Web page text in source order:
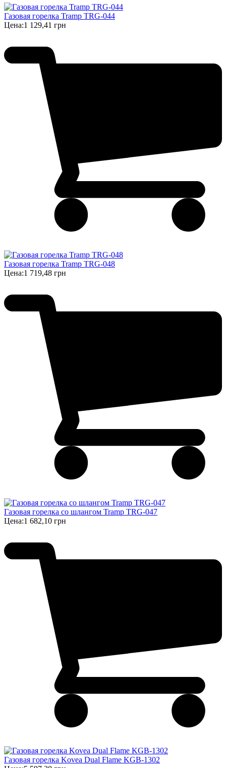
Газовая горелка Tramp TRG-044
Цена:1 129,41 грн
Газовая горелка Tramp TRG-048
Цена:1 719,48 грн
Газовая горелка со шлангом Tramp TRG-047
Цена:1 682,10 грн
Газовая горелка Kovea Dual Flame KGB-1302